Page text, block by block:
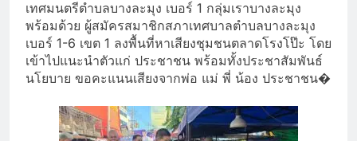
เทศมนตรีตำบลบางละมุง เบอร์ 1 กลุ่มเราบางละมุง
พร้อมด้วย ผู้สมัครสมาชิกสภาเทศบาลตำบลบางละมุง
เบอร์ 1-6 เขต 1 ลงพื้นที่หาเสียงชุมชนตลาดโรงโป๊ะ โดย
เข้าไปแนะนำตัวแก่ ประชาชน พร้อมทั้งประชาสัมพันธ์
นโยบาย ขอคะแนนเสียงจากพ่อ แม่ พี่ น้อง ประชาชน�